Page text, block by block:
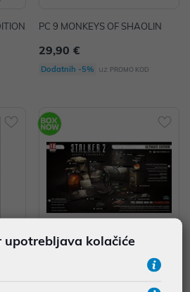
PC 9 MONKEYS OF SHAOLIN
29,90 €
Dodatnih -5% uz PROMO KOD
XBSX Igra S.T.A.L.K.E.R. 2 - The H
kolačiće